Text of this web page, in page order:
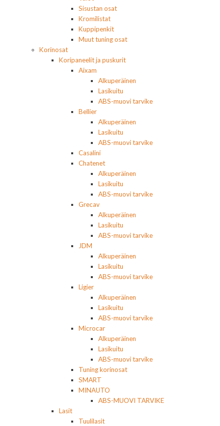
Sisustan osat
Kromilistat
Kuppipenkit
Muut tuning osat
Korinosat
Koripaneelit ja puskurit
Aixam
Alkuperäinen
Lasikuitu
ABS-muovi tarvike
Bellier
Alkuperäinen
Lasikuitu
ABS-muovi tarvike
Casalini
Chatenet
Alkuperäinen
Lasikuitu
ABS-muovi tarvike
Grecav
Alkuperäinen
Lasikuitu
ABS-muovi tarvike
JDM
Alkuperäinen
Lasikuitu
ABS-muovi tarvike
Ligier
Alkuperäinen
Lasikuitu
ABS-muovi tarvike
Microcar
Alkuperäinen
Lasikuitu
ABS-muovi tarvike
Tuning korinosat
SMART
MINAUTO
ABS-MUOVI TARVIKE
Lasit
Tuulilasit